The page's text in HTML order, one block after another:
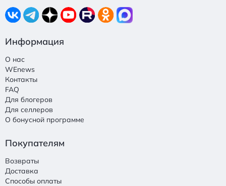
Информация
О нас
WEnews
Контакты
FAQ
Для блогеров
Для селлеров
О бонусной программе
Покупателям
Возвраты
Доставка
Способы оплаты